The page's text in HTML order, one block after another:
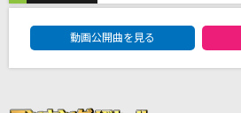
Da-iCE
doll
動画公開曲を見る